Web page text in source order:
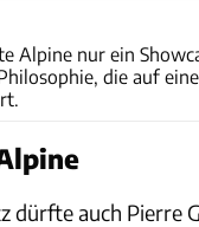
Alpine nur ein
die auf
dürfte auch Pierre